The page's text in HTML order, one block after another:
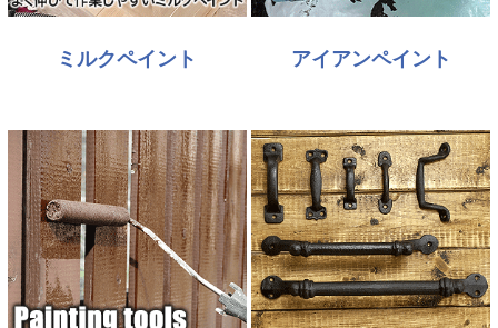
ミルクペイント アイアンペイント